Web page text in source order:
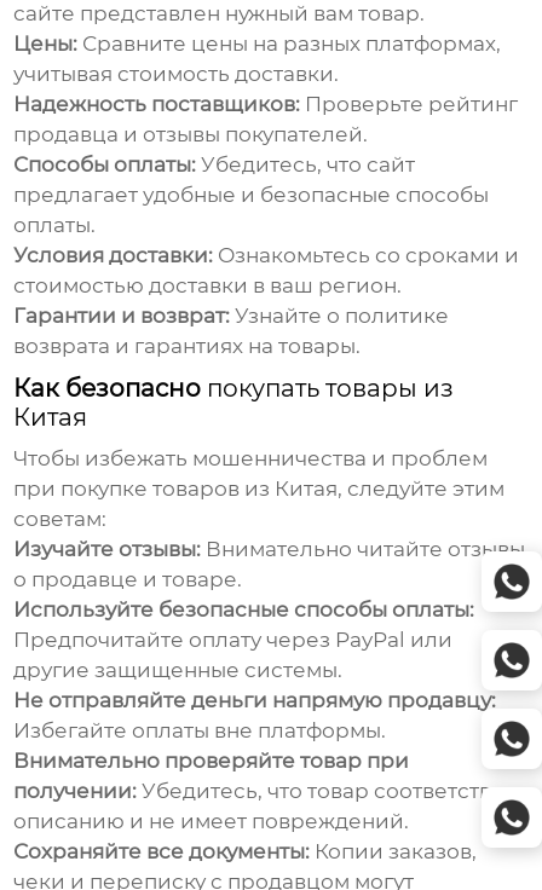
сайте представлен нужный вам товар.
Цены: Сравните цены на разных платформах,
учитывая стоимость доставки.
Надежность поставщиков: Проверьте рейтинг
продавца и отзывы покупателей.
Способы оплаты: Убедитесь, что сайт
предлагает удобные и безопасные способы
оплаты.
Условия доставки: Ознакомьтесь со сроками и
стоимостью доставки в ваш регион.
Гарантии и возврат: Узнайте о политике
возврата и гарантиях на товары.
Как безопасно покупать товары из
Китая
Чтобы избежать мошенничества и проблем
при покупке товаров из Китая, следуйте этим
советам:
Изучайте отзывы: Внимательно читайте отзывы
о продавце и товаре.
Используйте безопасные способы оплаты:
Предпочитайте оплату через PayPal или
другие защищенные системы.
Не отправляйте деньги напрямую продавцу:
Избегайте оплаты вне платформы.
Внимательно проверяйте товар при
получении: Убедитесь, что товар соответствует
описанию и не имеет повреждений.
Сохраняйте все документы: Копии заказов,
чеки и переписку с продавцом могут